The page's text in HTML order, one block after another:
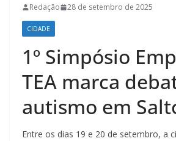
Redação 28 de setembro de 2025
CIDADE
1º Simpósio
TEA marca
autismo em
Entre os dias 19 e 20 de setembro, a